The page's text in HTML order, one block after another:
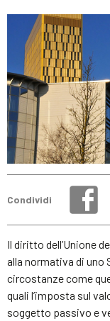
Condividi
Il diritto dell’Unione
alla normativa di uno
circostanze come
quali l’imposta sul
soggetto passivo e